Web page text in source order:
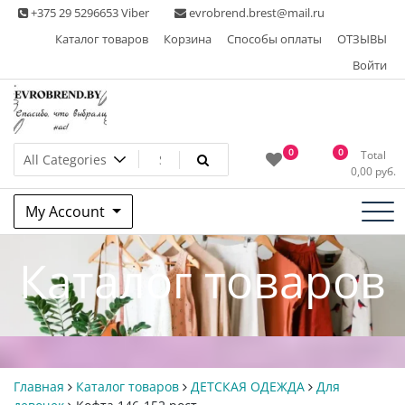
Skip +375 29 5296653 Viber
evrobrend.brest@mail.ru
Каталог товаров
Корзина Способы оплаты
ОТЗЫВЫ
Войти
Интернет-магазин одежды
second hand
0 0
Total
0,00 руб.
My Account
Каталог товаров
Главная Каталог товаров ДЕТСКАЯ ОДЕЖДА
Для